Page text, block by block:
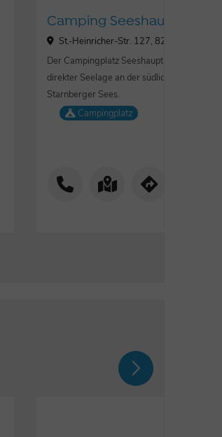
Camping Seeshaupt
St.-Heinricher-Str. 127, 82402
Der Campingplatz Seeshaupt liegt ruhig in
direkter Seelage an der südlichen Spitze des
Starnberger Sees.
Campingplatz